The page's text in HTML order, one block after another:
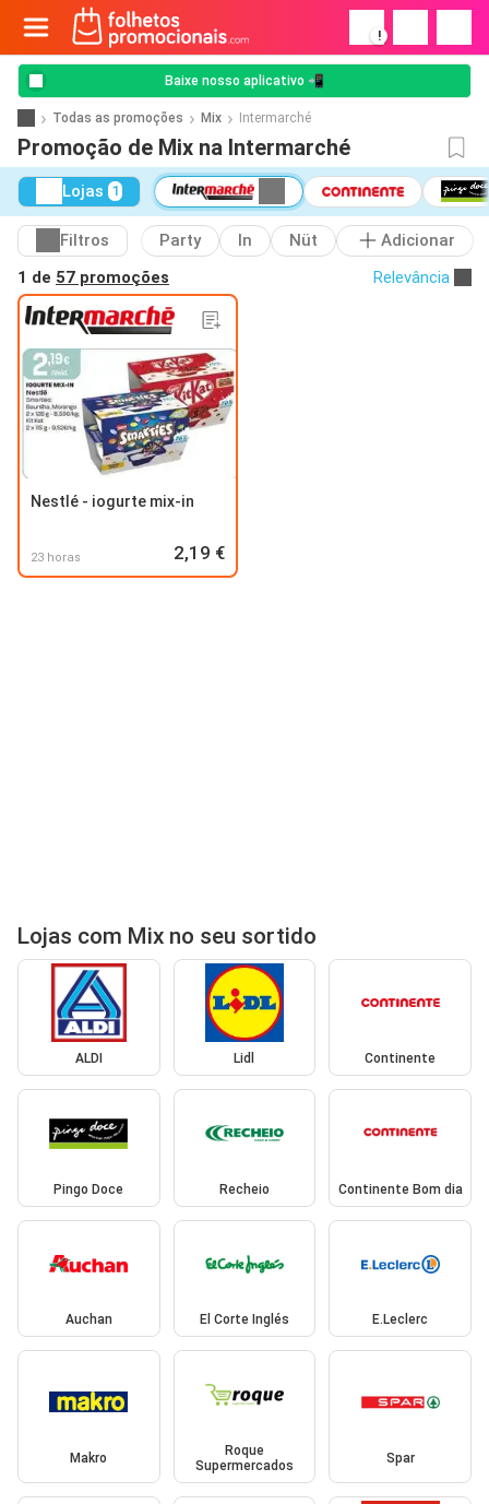
!
Baixe nosso aplicativo 📲
Todas as promoções Mix Intermarché
Promoção de Mix na Intermarché
Lojas 1
Filtros Party In Nüt
Adicionar
1 de 57 promoções Relevância
Nestlé - iogurte mix-in
23 horas 2,19 €
Lojas com Mix no seu sortido
ALDI Lidl Continente
Pingo Doce Recheio Continente Bom dia
Auchan El Corte Inglés E.Leclerc
Makro
Roque
Supermercados
Spar